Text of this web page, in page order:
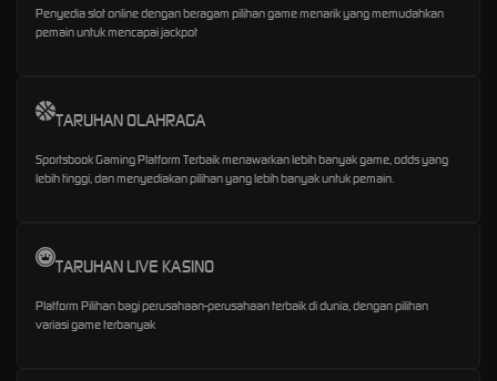
Penyedia slot online dengan beragam pilihan game menarik yang memudahkan
pemain untuk mencapai jackpot
TARUHAN OLAHRAGA
Sportsbook Gaming Platform Terbaik menawarkan lebih banyak game, odds yang
lebih tinggi, dan menyediakan pilihan yang lebih banyak untuk pemain.
TARUHAN LIVE KASINO
Platform Pilihan bagi perusahaan-perusahaan terbaik di dunia, dengan pilihan
variasi game terbanyak